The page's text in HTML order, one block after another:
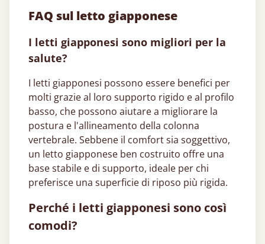
FAQ sul letto giapponese​
I letti giapponesi​ sono migliori per la
salute?
I letti giapponesi​ possono essere benefici per
molti grazie al loro supporto rigido e al profilo
basso, che possono aiutare a migliorare la
postura e l'allineamento della colonna
vertebrale. Sebbene il comfort sia soggettivo,
un letto giapponese​ ben costruito offre una
base stabile e di supporto, ideale per chi
preferisce una superficie di riposo più rigida.
Perché i letti giapponesi​ sono così
comodi?